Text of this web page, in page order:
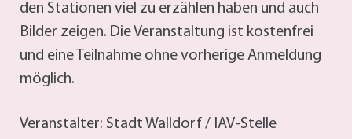
den Stationen viel zu erzählen haben und auch
Bilder zeigen. Die Veranstaltung ist kostenfrei
und eine Teilnahme ohne vorherige Anmeldung
möglich.
Veranstalter: Stadt Walldorf / IAV-Stelle